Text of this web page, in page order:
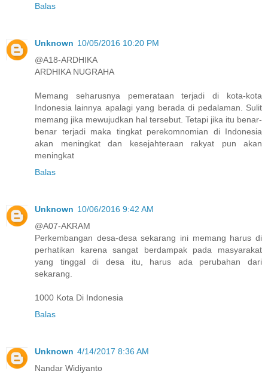
Balas
Unknown 10/05/2016 10:20 PM
@A18-ARDHIKA
ARDHIKA NUGRAHA
Memang seharusnya pemerataan terjadi di kota-kota
Indonesia lainnya apalagi yang berada di pedalaman. Sulit
memang jika mewujudkan hal tersebut. Tetapi jika itu benar-
benar terjadi maka tingkat perekomnomian di Indonesia
akan meningkat dan kesejahteraan rakyat pun akan
meningkat
Balas
Unknown 10/06/2016 9:42 AM
@A07-AKRAM
Perkembangan desa-desa sekarang ini memang harus di
perhatikan karena sangat berdampak pada masyarakat
yang tinggal di desa itu, harus ada perubahan dari
sekarang.
1000 Kota Di Indonesia
Balas
Unknown 4/14/2017 8:36 AM
Nandar Widiyanto